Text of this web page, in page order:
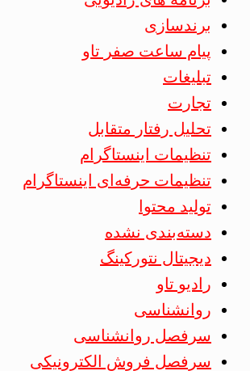
برندسازی
پیام ساعت صفر تاو
تبلیغات
تجارت
تحلیل رفتار متقابل
تنظیمات اینستاگرام
تنظیمات حرفه‌ای اینستاگرام
تولید محتوا
دسته‌بندی نشده
دیجیتال نتورکینگ
رادیو تاو
روانشناسی
سرفصل روانشناسی
سرفصل فروش الکترونیکی